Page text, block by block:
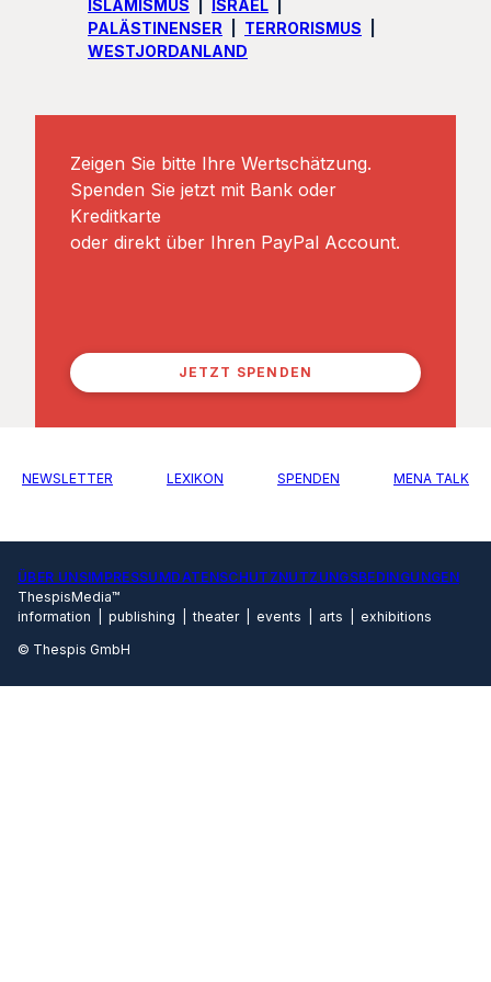
ISLAMISMUS
ISRAEL
PALÄSTINENSER
TERRORISMUS
WESTJORDANLAND
Zeigen Sie bitte Ihre Wertschätzung.
Spenden Sie jetzt mit Bank oder
Kreditkarte
oder direkt über Ihren PayPal Account.
JETZT SPENDEN
NEWSLETTER LEXIKON SPENDEN MENA TALK
ÜBER UNSIMPRESSUMDATENSCHUTZNUTZUNGSBEDINGUNGEN
ThespisMedia™
information | publishing | theater | events | arts | exhibitions
© Thespis GmbH